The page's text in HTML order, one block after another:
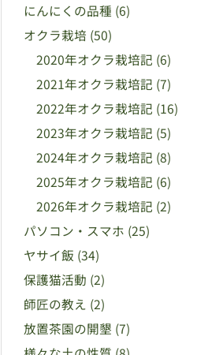
にんにくの品種 (6)
オクラ栽培 (50)
2020年オクラ栽培記 (6)
2021年オクラ栽培記 (7)
2022年オクラ栽培記 (16)
2023年オクラ栽培記 (5)
2024年オクラ栽培記 (8)
2025年オクラ栽培記 (6)
2026年オクラ栽培記 (2)
パソコン・スマホ (25)
ヤサイ飯 (34)
保護猫活動 (2)
師匠の教え (2)
放置茶園の開墾 (7)